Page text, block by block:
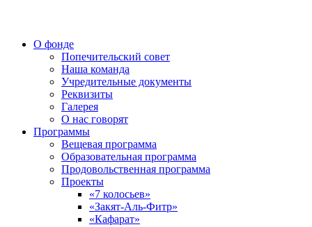
О фонде
Попечительский совет
Наша команда
Учредительные документы
Реквизиты
Галерея
О нас говорят
Программы
Вещевая программа
Образовательная программа
Продовольственная программа
Проекты
«7 колосьев»
«Закят-Аль-Фитр»
«Кафарат»